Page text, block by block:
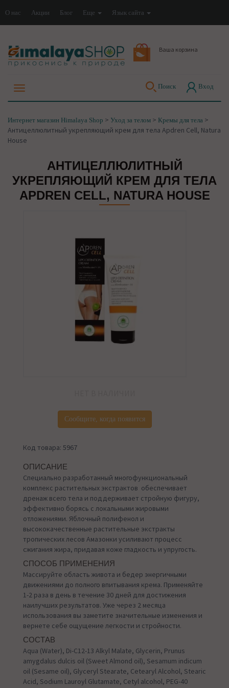
О нас Акции Блог Еще Язык сайта
Ваша корзина
Поиск Вход
Интернет магазин Himalaya Shop > Уход за телом > Кремы для тела >
Антицеллюлитный укрепляющий крем для тела Apdren Cell, Natura
House
АНТИЦЕЛЛЮЛИТНЫЙ
УКРЕПЛЯЮЩИЙ КРЕМ ДЛЯ ТЕЛА
APDREN CELL, NATURA HOUSE
Сообщите, когда появится
Код товара: 5967
ОПИСАНИЕ
Специально разработанный многофункциональный
комплекс растительных экстрактов обеспечивает
дренаж всего тела и поддерживает стройную фигуру,
эффективно борясь с локальными жировыми
отложениями. Яблочный полифенол и
высококачественные растительные экстракты
тропических лесов Амазонки усиливают процесс
сжигания жира, придавая коже гладкость и упругость.
СПОСОБ ПРИМЕНЕНИЯ
Массируйте область живота и бедер энергичными
движениями до полного впитывания крема. Применяйте
1-2 раза в день в течение 30 дней для достижения
наилучших результатов. Уже через 2 месяца
использования вы заметите значительные изменения и
вернете себе ощущение легкости и стройности.
СОСТАВ
Aqua (Water), Di-C12-13 Alkyl Malate, Glycerin, Prunus
amygdalus dulcis oil (Sweet Almond oil), Sesamum indicum
oil (Sesame oil), Glyceryl Stearate, Cetearyl Alcohol, Stearic
Acid, Sodium Lauroyl Glutamate, Cetyl alcohol, PEG-40